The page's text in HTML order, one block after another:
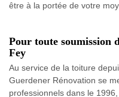
être à la portée de votre
Pour toute soumission
Fey
Au service de la toiture
Guerdener Rénovation se
professionnels dans le